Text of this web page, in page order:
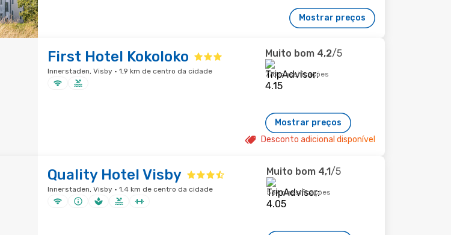
Mostrar preços
First Hotel Kokoloko
Innerstaden, Visby · 1,9 km de centro da cidade
Muito bom 4,2/5
778 classificações
Mostrar preços
Desconto adicional disponível
Quality Hotel Visby
Innerstaden, Visby · 1,4 km de centro da cidade
Muito bom 4,1/5
567 classificações